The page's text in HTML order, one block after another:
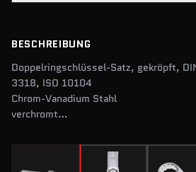
BESCHREIBUNG
Doppelringschlüssel-Satz, gekröpft,
3318, ISO 10104
Chrom-Vanadium Stahl
verchromt